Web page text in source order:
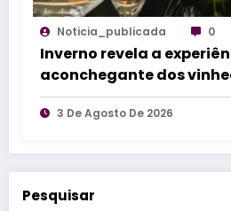
Noticia_publicada 0
Inverno revela a
aconchegante dos
Gaúcha
3 De Agosto De 2026
Pesquisar